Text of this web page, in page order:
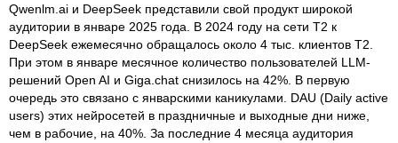
Qwenlm.ai и DeepSeek представили свой продукт широкой
аудитории в январе 2025 года. В 2024 году на сети Т2 к
DeepSeek ежемесячно обращалось около 4 тыс. клиентов T2.
При этом в январе месячное количество пользователей LLM-
решений Open AI и Giga.chat снизилось на 42%. В первую
очередь это связано с январскими каникулами. DAU (Daily active
users) этих нейросетей в праздничные и выходные дни ниже,
чем в рабочие, на 40%. За последние 4 месяца аудитория